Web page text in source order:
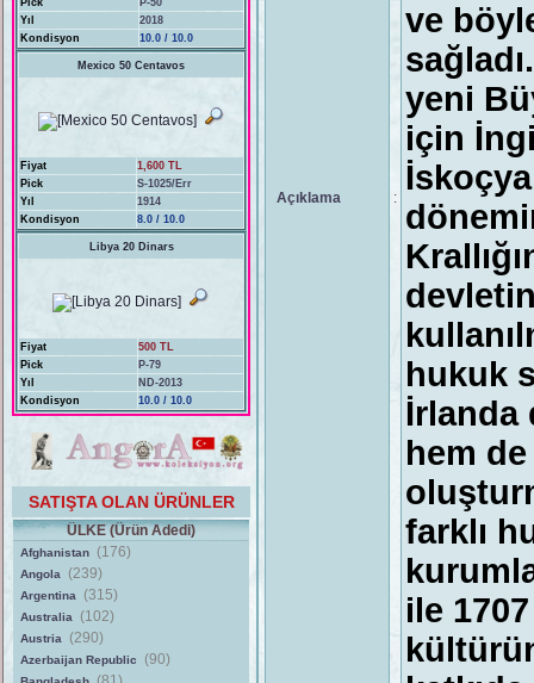
Pick
P-50
Yıl
2018
Kondisyon
10.0 / 10.0
Mexico 50 Centavos
Fiyat
1,600 TL
Pick
S-1025/Err
Yıl
1914
Kondisyon
8.0 / 10.0
Libya 20 Dinars
Fiyat
500 TL
Pick
P-79
Yıl
ND-2013
Kondisyon
10.0 / 10.0
SATIŞTA OLAN ÜRÜNLER
ÜLKE (Ürün Adedi)
Afghanistan (176)
Angola (239)
Argentina (315)
Australia (102)
Austria (290)
Azerbaijan Republic (90)
Açıklama :
ve
yeni
için
hukuk
İrlanda
hem
farklı
ile